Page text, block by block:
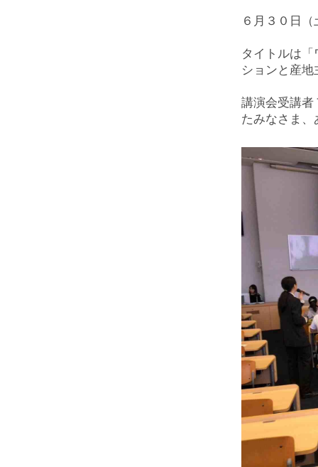
６月３０日
タイトルは
ションと産
講演会受講者
たみなさま